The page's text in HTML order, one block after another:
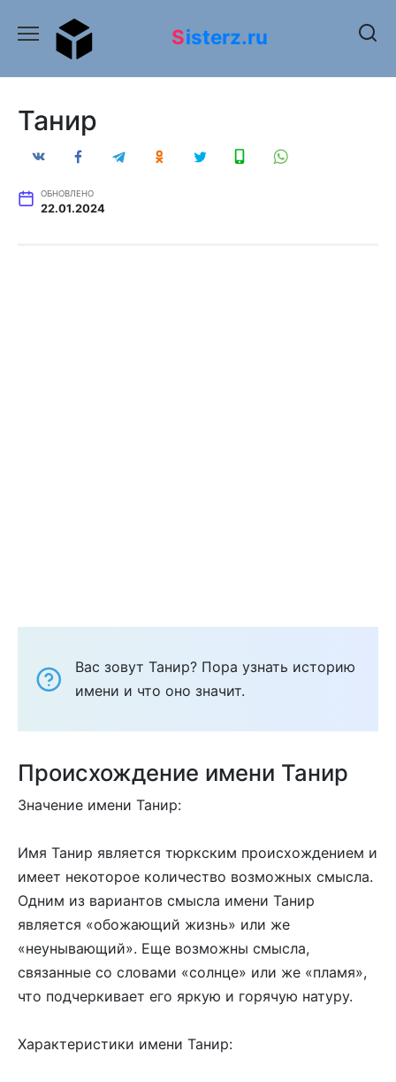
содержанию
Sisterz.ru
Танир
ОБНОВЛЕНО
22.01.2024
Вас зовут Танир? Пора узнать историю
имени и что оно значит.
Происхождение имени Танир
Значение имени Танир:
Имя Танир является тюркским происхождением и
имеет некоторое количество возможных смысла.
Одним из вариантов смысла имени Танир
является «обожающий жизнь» или же
«неунывающий». Еще возможны смысла,
связанные со словами «солнце» или же «пламя»,
что подчеркивает его яркую и горячую натуру.
Характеристики имени Танир: